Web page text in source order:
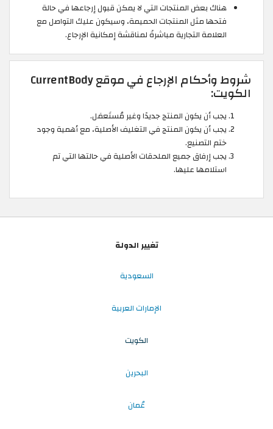
هناك بعض المنتجات التي لا يمكن قبول إرجاعها في حالة
فتحها مثل المنتجات الحميمة، وسيكون عليك التواصل مع
العلامة التجارية مباشرةً لمناقشة إمكانية الإرجاع.
شروط وأحكام الإرجاع في موقع CurrentBody
الكويت:
يجب أن يكون المنتج جديدًا وغير مُستَعمَل.
يجب أن يكون المنتج في التغليف الأصلية، مع أهمية وجود
ختم التصنيع.
يجب إرفاق جميع الملحقات الأصلية في حالتها التي تم
استلامها عليها.
تغيير الدولة
السعودية
الإمارات العربية
الكويت
البحرين
عُمان